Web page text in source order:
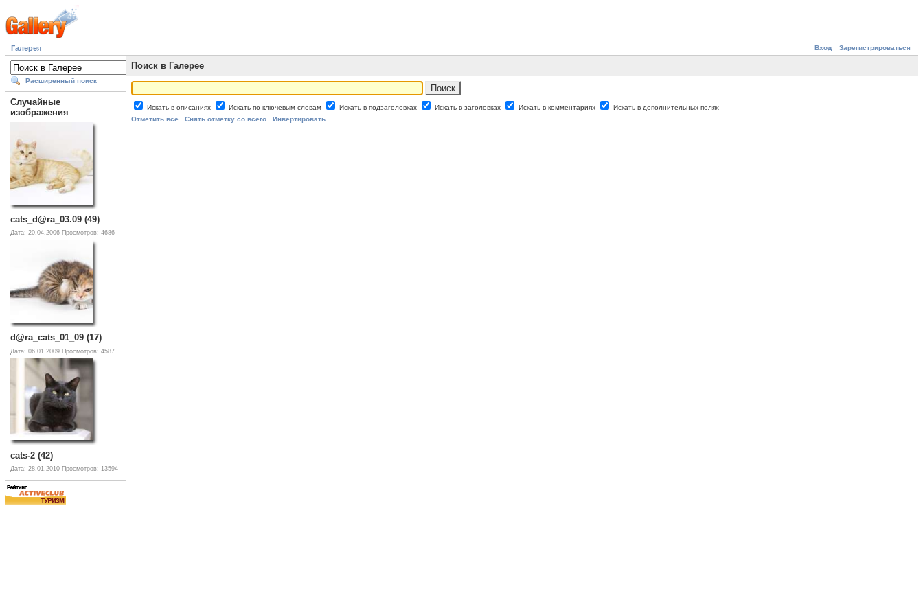
Вход Зарегистрироваться
Галерея
Расширенный поиск
Случайные
изображения
cats_d@ra_03.09 (49)
Дата: 20.04.2006 Просмотров: 4686
d@ra_cats_01_09 (17)
Дата: 06.01.2009 Просмотров: 4587
cats-2 (42)
Дата: 28.01.2010 Просмотров: 13594
Поиск в Галерее
Искать в описаниях Искать по ключевым словам Искать в подзаголовках Искать в заголовках Искать в комментариях
Искать в дополнительных полях
Отметить всё
Снять отметку со всего Инвертировать